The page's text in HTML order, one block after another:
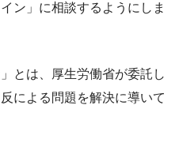
ン」に相談するようにしま
とは、厚生労働省が委託し
による問題を解決に導いて